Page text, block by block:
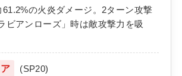
の火炎ダメージ。2ターン攻撃
ビアンローズ」時は敵攻撃力を吸
(SP20)